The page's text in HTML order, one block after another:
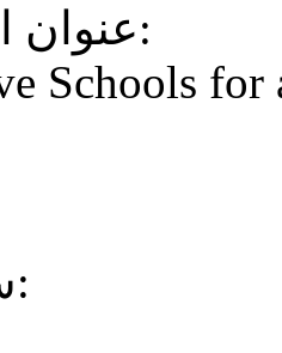
عنوان المستخرج:
Schools for
سنة النشر: